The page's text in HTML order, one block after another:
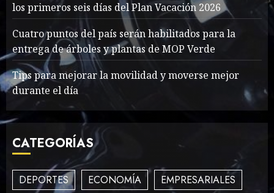
2
Searching for the
forgotten heroes of World
War Two
MAYO 14, 2024 867
3
Sex Talk? Its About Weight
los primeros seis días del Plan Vacación 2026
Cuatro puntos del país serán habilitados para la
entrega de árboles y plantas de MOP Verde
Tips para mejorar la movilidad y moverse mejor
durante el día
CATEGORÍAS
DEPORTES ECONOMÍA
EMPRESARIALES